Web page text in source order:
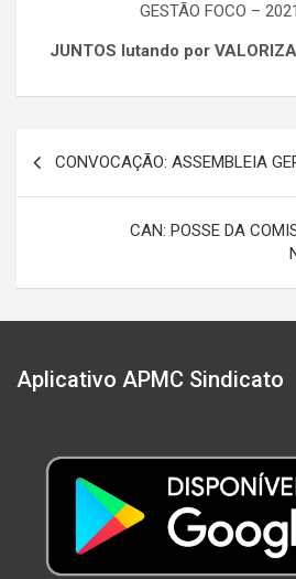
GESTÃO FOCO –
JUNTOS lutando por
Navegação
CONVOCAÇÃO: ASSEMBLEIA
CAN: POSSE DA
Aplicativo APMC Sindicato